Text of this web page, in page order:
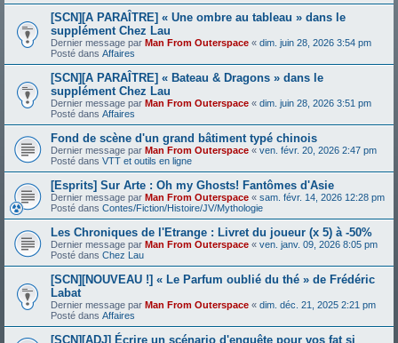
[SCN][A PARAÎTRE] « Une ombre au tableau » dans le
supplément Chez Lau
Dernier message par Man From Outerspace « dim. juin 28, 2026 3:54 pm
Posté dans Affaires
[SCN][A PARAÎTRE] « Bateau & Dragons » dans le
supplément Chez Lau
Dernier message par Man From Outerspace « dim. juin 28, 2026 3:51 pm
Posté dans Affaires
Fond de scène d'un grand bâtiment typé chinois
Dernier message par Man From Outerspace « ven. févr. 20, 2026 2:47 pm
Posté dans VTT et outils en ligne
[Esprits] Sur Arte : Oh my Ghosts! Fantômes d'Asie
Dernier message par Man From Outerspace « sam. févr. 14, 2026 12:28 pm
Posté dans Contes/Fiction/Histoire/JV/Mythologie
Les Chroniques de l'Etrange : Livret du joueur (x 5) à -50%
Dernier message par Man From Outerspace « ven. janv. 09, 2026 8:05 pm
Posté dans Chez Lau
[SCN][NOUVEAU !] « Le Parfum oublié du thé » de Frédéric
Labat
Dernier message par Man From Outerspace « dim. déc. 21, 2025 2:21 pm
Posté dans Affaires
[SCN][ADJ] Écrire un scénario d'enquête pour vos fat si